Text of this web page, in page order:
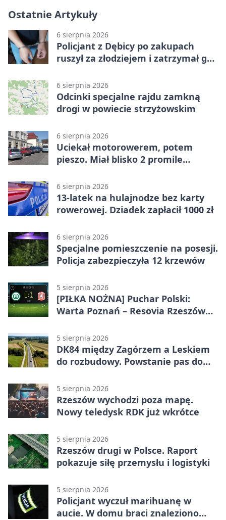
Ostatnie Artykuły
6 sierpnia 2026
Policjant z Dębicy po zakupach
ruszył za złodziejem i zatrzymał go
6 sierpnia 2026
Odcinki specjalne rajdu zamkną
drogi w powiecie strzyżowskim
6 sierpnia 2026
Uciekał motorowerem, potem
pieszo. Miał blisko 2 promile
6 sierpnia 2026
13-latek na hulajnodze bez karty
rowerowej. Dziadek zapłacił 1000 zł
6 sierpnia 2026
Specjalne pomieszczenie na posesji.
Policja zabezpieczyła 12 krzewów
5 sierpnia 2026
[PIŁKA NOŻNA] Puchar Polski:
Warta Poznań – Resovia Rzeszów
pierwszoligowca
5 sierpnia 2026
DK84 między Zagórzem a Leskiem
do rozbudowy. Powstanie pas do
5 sierpnia 2026
Rzeszów wychodzi poza mapę.
Nowy teledysk RDK już wkrótce
5 sierpnia 2026
Rzeszów drugi w Polsce. Raport
pokazuje siłę przemysłu i logistyki
5 sierpnia 2026
Policjant wyczuł marihuanę w
aucie. W domu braci znaleziono